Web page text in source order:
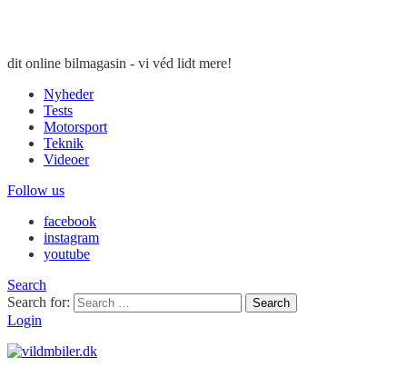
dit online bilmagasin - vi véd lidt mere!
Nyheder
Tests
Motorsport
Teknik
Videoer
Follow us
facebook
instagram
youtube
Search
Search for:
Search
Login